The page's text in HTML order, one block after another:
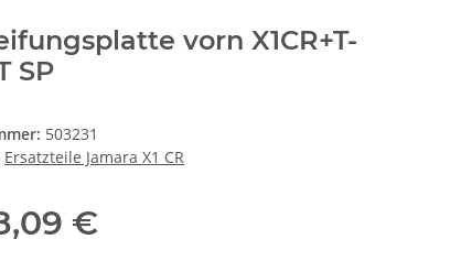
vorn X1CR+T-
SP
503231
Ersatzteile Jamara X1 CR
€